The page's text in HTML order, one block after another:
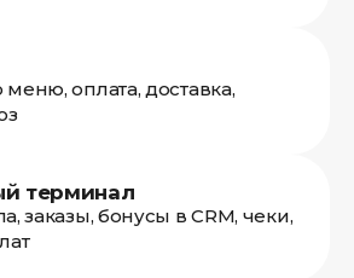
оплата, доставка,
терминал
заказы, бонусы в CRM, чеки,